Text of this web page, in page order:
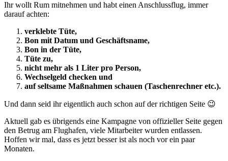
Ihr wollt Rum mitnehmen und habt einen Anschlussflug, immer
darauf achten:
verklebte Tüte,
Bon mit Datum und Geschäftsname,
Bon in der Tüte,
Tüte zu,
nicht mehr als 1 Liter pro Person,
Wechselgeld checken und
auf seltsame Maßnahmen schauen (Taschenrechner etc.).
Und dann seid ihr eigentlich auch schon auf der richtigen Seite 😉
Aktuell gab es übrigends eine Kampagne von offizieller Seite gegen
den Betrug am Flughafen, viele Mitarbeiter wurden entlassen.
Hoffen wir mal, dass es jetzt besser ist als noch vor ein paar
Monaten.